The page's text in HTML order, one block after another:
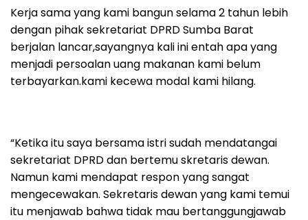
Kerja sama yang kami bangun selama 2 tahun lebih
dengan pihak sekretariat DPRD Sumba Barat
berjalan lancar,sayangnya kali ini entah apa yang
menjadi persoalan uang makanan kami belum
terbayarkan.kami kecewa modal kami hilang.
“Ketika itu saya bersama istri sudah mendatangai
sekretariat DPRD dan bertemu skretaris dewan.
Namun kami mendapat respon yang sangat
mengecewakan. Sekretaris dewan yang kami temui
itu menjawab bahwa tidak mau bertanggungjawab